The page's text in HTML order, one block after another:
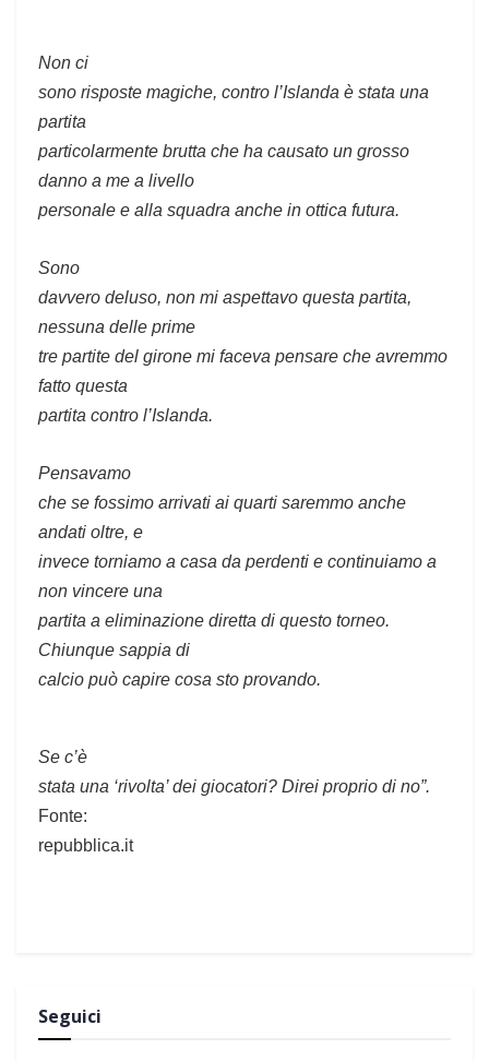
Non ci
sono risposte magiche, contro l’Islanda è stata una
partita
particolarmente brutta che ha causato un grosso
danno a me a livello
personale e alla squadra anche in ottica futura.
Sono
davvero deluso, non mi aspettavo questa partita,
nessuna delle prime
tre partite del girone mi faceva pensare che avremmo
fatto questa
partita contro l’Islanda.
Pensavamo
che se fossimo arrivati ai quarti saremmo anche
andati oltre, e
invece torniamo a casa da perdenti e continuiamo a
non vincere una
partita a eliminazione diretta di questo torneo.
Chiunque sappia di
calcio può capire cosa sto provando.
Se c’è
stata una ‘rivolta’ dei giocatori? Direi proprio di no”.
Fonte:
repubblica.it
Seguici